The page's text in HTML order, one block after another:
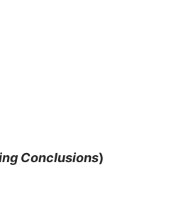
Conclusions)